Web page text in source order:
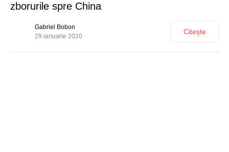
zborurile spre China
Gabriel Bobon
29 ianuarie 2020
Citește